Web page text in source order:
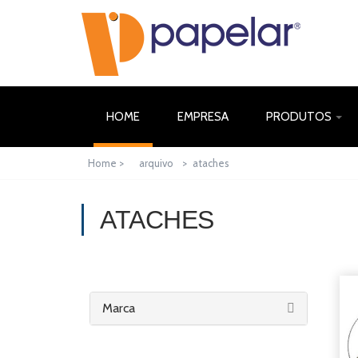
HOME (CURRENT)EMPRESA PRODUTOS
Home > arquivo > ataches
ATACHES
Marca